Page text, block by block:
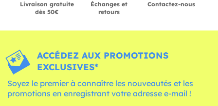
Livraison gratuite
dès 50€
Échanges et
retours
Contactez-nous
ACCÉDEZ AUX PROMOTIONS
EXCLUSIVES*
Soyez le premier à connaître les nouveautés et les
promotions en enregistrant votre adresse e-mail !